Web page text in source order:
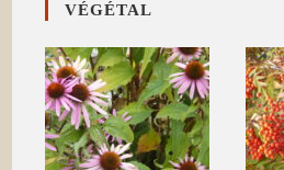
VÉGÉTAL